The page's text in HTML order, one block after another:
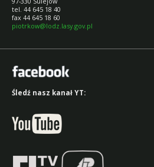
tel. 44 645 18 40
fax 44 645 18 60
piotrkow@lodz.lasy.gov.pl
Śledź nasz kanał YT: